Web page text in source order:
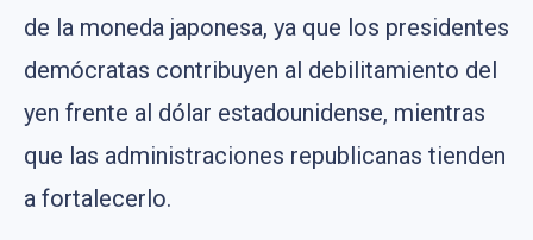
de la moneda japonesa, ya que los presidentes
demócratas contribuyen al debilitamiento del
yen frente al dólar estadounidense, mientras
que las administraciones republicanas tienden
a fortalecerlo.